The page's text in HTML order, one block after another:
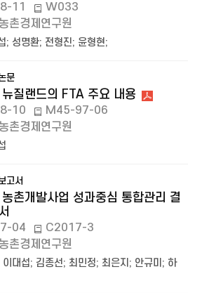
11
W033
촌경제연구원
; 성명환; 전형진; 윤형현;
문
질랜드의 FTA 주요 내용
10
M45-97-06
촌경제연구원
고서
촌개발사업 성과중심 통합관리 결
04
C2017-3
촌경제연구원
이대섭; 김종선; 최민정; 최은지 ; 안규미 ; 하